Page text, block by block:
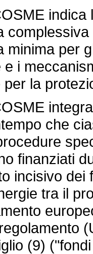
minima per
i
la
che
finanziati
incisivo
tra il
regolamento
(9)